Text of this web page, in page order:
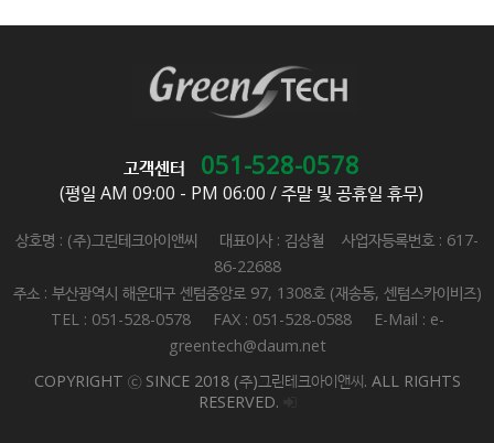
고객센터 051-528-0578
(평일 AM 09:00 - PM 06:00 / 주말 및 공휴일 휴무)
상호명 : (주)그린테크아이앤씨 대표이사 : 김상철 사업자등록번호 : 617-
86-22688
주소 : 부산광역시 해운대구 센텀중앙로 97, 1308호 (재송동, 센텀스카이비즈)
TEL : 051-528-0578 FAX : 051-528-0588 E-Mail : e-
greentech@daum.net
COPYRIGHT ⓒ SINCE 2018 (주)그린테크아이앤씨. ALL RIGHTS
RESERVED.